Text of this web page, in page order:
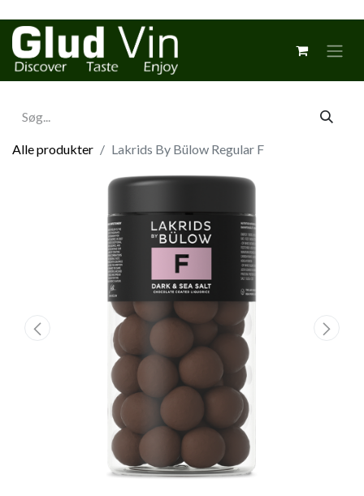
Alle produkter Lakrids By Bülow Regular F